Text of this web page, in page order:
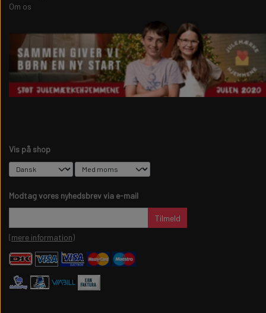
Om os
Vis på shop
Modtag vores nyhedsbrev via e-mail
Tilmeld
(mere information)